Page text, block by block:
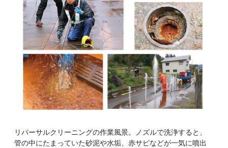
リバーサルクリーニングの作業風景。ノズルで洗浄すると、
管の中にたまっていた砂泥や水垢、赤サビなどが一気に噴出